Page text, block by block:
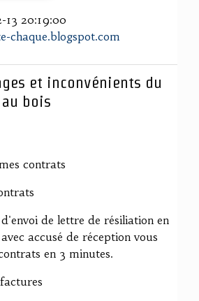
13 20:19:00
chaque.blogspot.com
et inconvénients du
bois
contrats
de lettre de résiliation en
accusé de réception vous
en 3 minutes.